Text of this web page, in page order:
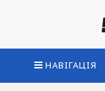
НАВІГАЦІЯ